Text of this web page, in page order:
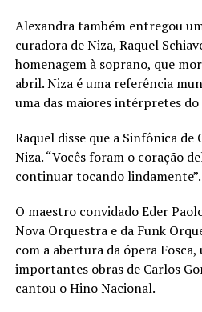
Alexandra também entregou
curadora de Niza, Raquel
homenagem à soprano, que
abril. Niza é uma referência
uma das maiores intérpretes
Raquel disse que a Sinfônica de
Niza. “Vocês foram o coração
continuar tocando lindamente”.
O maestro convidado Eder
Nova Orquestra e da Funk
com a abertura da ópera Fosca,
importantes obras de Carlos
cantou o Hino Nacional.